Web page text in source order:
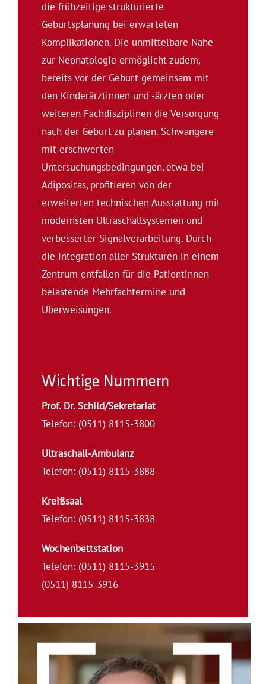
die frühzeitige strukturierte
Geburtsplanung bei erwarteten
Komplikationen. Die unmittelbare Nähe
zur Neonatologie ermöglicht zudem,
bereits vor der Geburt gemeinsam mit
den Kinderärztinnen und -ärzten oder
weiteren Fachdisziplinen die Versorgung
nach der Geburt zu planen. Schwangere
mit erschwerten
Untersuchungsbedingungen, etwa bei
Adipositas, profitieren von der
erweiterten technischen Ausstattung mit
modernsten Ultraschallsystemen und
verbesserter Signalverarbeitung. Durch
die Integration aller Strukturen in einem
Zentrum entfallen für die Patientinnen
belastende Mehrfachtermine und
Überweisungen.
Wichtige Nummern
Prof. Dr. Schild/Sekretariat
Telefon: (0511) 8115-3800
Ultraschall-Ambulanz
Telefon: (0511) 8115-3888
Kreißsaal
Telefon: (0511) 8115-3838
Wochenbettstation
Telefon: (0511) 8115-3915
(0511) 8115-3916